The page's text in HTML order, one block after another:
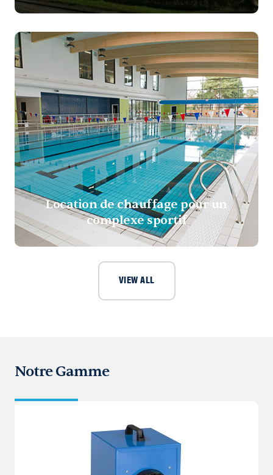
Location de chauffage pour un
complexe sportif
VIEW ALL
Notre Gamme